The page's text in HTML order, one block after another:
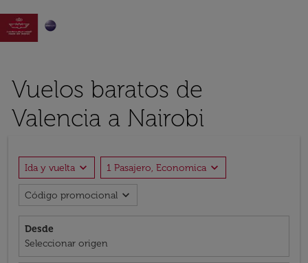

Vuelos baratos de
Valencia a Nairobi
Ida y vuelta expand_more 1 Pasajero, Economica expand_more
Código promocional expand_more
Desde
Seleccionar origen